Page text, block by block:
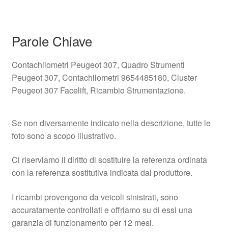
Parole Chiave
Contachilometri Peugeot 307, Quadro Strumenti
Peugeot 307, Contachilometri 9654485180, Cluster
Peugeot 307 Facelift, Ricambio Strumentazione.
Se non diversamente indicato nella descrizione, tutte le
foto sono a scopo illustrativo.
Ci riserviamo il diritto di sostituire la referenza ordinata
con la referenza sostitutiva indicata dal produttore.
I ricambi provengono da veicoli sinistrati, sono
accuratamente controllati e offriamo su di essi una
garanzia di funzionamento per 12 mesi.